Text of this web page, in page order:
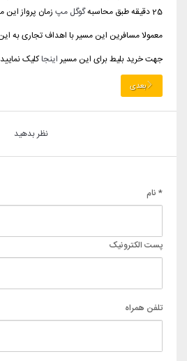
25 دقیقه طبق محاسبه
گوگل مپ زمان پرواز
معمولا مسافرین این مسیر با اهداف تجاری به
جهت خرید بلیط برای این مسیر اینجاکلیک
بعدی
نظر بدهید
* نام
پست الکترونیک
تلفن همراه